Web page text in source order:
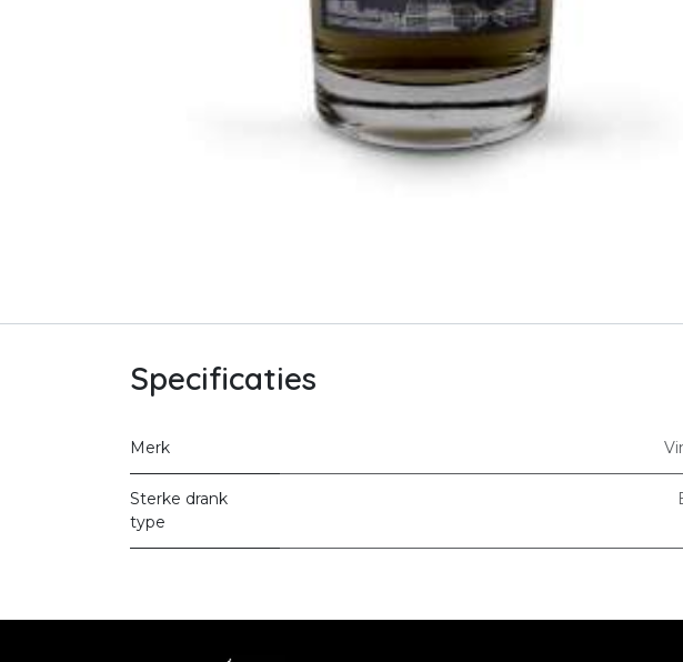
Specificaties
Merk
Sterke drank
type